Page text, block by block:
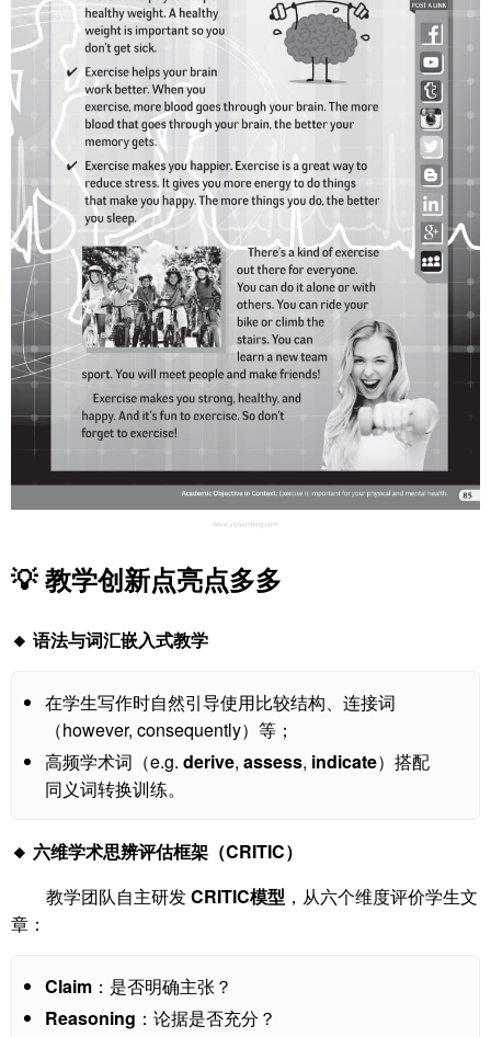
💡 教学创新点亮点多多
🔸 语法与词汇嵌入式教学
在学生写作时自然引导使用比较结构、连接词
（however, consequently）等；
高频学术词（e.g. derive, assess, indicate）搭配
同义词转换训练。
🔸 六维学术思辨评估框架（CRITIC）
教学团队自主研发CRITIC模型 ，从六个维度评价学生文
章：
Claim ：是否明确主张？
Reasoning ：论据是否充分？